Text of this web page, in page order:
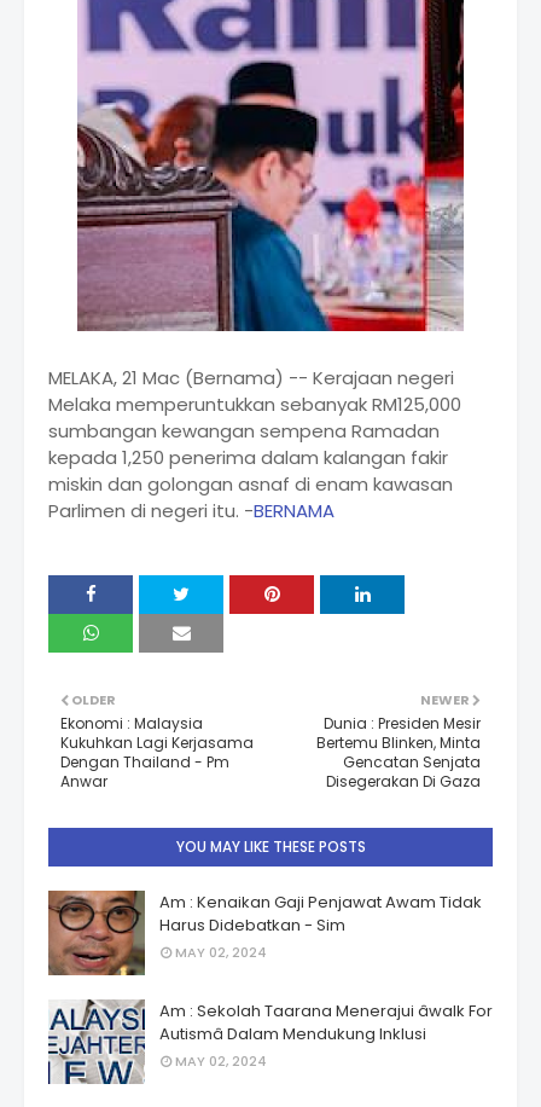
MELAKA, 21 Mac (Bernama) -- Kerajaan negeri
Melaka memperuntukkan sebanyak RM125,000
sumbangan kewangan sempena Ramadan
kepada 1,250 penerima dalam kalangan fakir
miskin dan golongan asnaf di enam kawasan
Parlimen di negeri itu. -BERNAMA
NEWER
Dunia : Presiden Mesir
Bertemu Blinken, Minta
Gencatan Senjata
Disegerakan Di Gaza
OLDER
Ekonomi : Malaysia
Kukuhkan Lagi Kerjasama
Dengan Thailand - Pm
Anwar
YOU MAY LIKE THESE POSTS
Am : Kenaikan Gaji Penjawat Awam Tidak
Harus Didebatkan - Sim
MAY 02, 2024
Am : Sekolah Taarana Menerajui âwalk For
Autismâ Dalam Mendukung Inklusi
MAY 02, 2024